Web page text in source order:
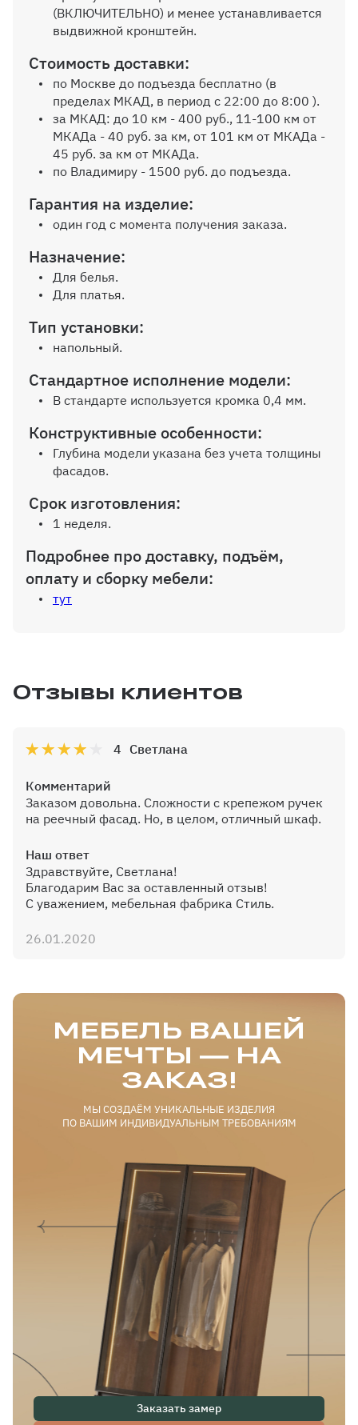
Угловой элемент
Внутр. выдвижной ящик на
роликовых направляющих, без
ручек
Зеркало на дверь
шариков. направляющих (100%
перегородка
Дополнительная полка от 600 до
Дополнительная штанга
Петля с доводчиком
(ВКЛЮЧИТЕЛЬНО) и менее устанавливается
выдвижной кронштейн.
Стоимость доставки:
по Москве до подъезда бесплатно (в
пределах МКАД, в период с 22:00 до 8:00 ).
за МКАД: до 10 км - 400 руб., 11-100 км от
МКАДа - 40 руб. за км, от 101 км от МКАДа -
45 руб. за км от МКАДа.
по Владимиру - 1500 руб. до подъезда.
Гарантия на изделие:
один год с момента получения заказа.
Назначение:
Для белья.
Для платья.
Тип установки:
напольный.
Стандартное исполнение модели:
В стандарте используется кромка 0,4 мм.
Конструктивные особенности:
Глубина модели указана без учета толщины
фасадов.
Срок изготовления:
1 неделя.
Подробнее про доставку, подъём,
оплату и сборку мебели:
тут
Отзывы клиентов
4 Светлана
Комментарий
Заказом довольна. Сложности с крепежом ручек
на реечный фасад. Но, в целом, отличный шкаф.
Наш ответ
Здравствуйте, Светлана!
Благодарим Вас за оставленный отзыв!
С уважением, мебельная фабрика Стиль.
26.01.2020
МЕБЕЛЬ ВАШЕЙ
МЕЧТЫ — НА
ЗАКАЗ!
МЫ СОЗДАЁМ УНИКАЛЬНЫЕ ИЗДЕЛИЯ
ПО ВАШИМ ИНДИВИДУАЛЬНЫМ ТРЕБОВАНИЯМ
Заказать замер